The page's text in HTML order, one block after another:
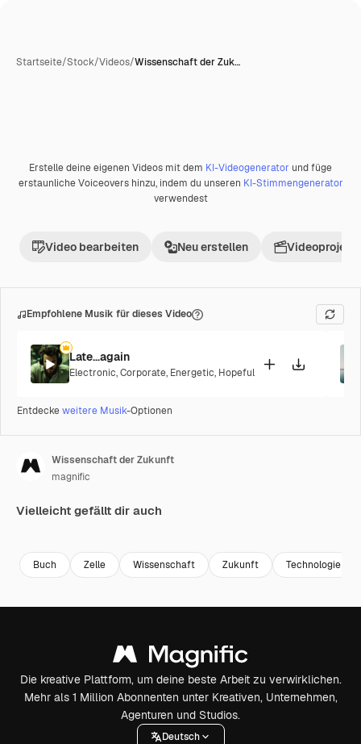
Startseite/Stock/Videos/Wissenschaft der Zuk…
Erstelle deine eigenen Videos mit dem KI-Videogenerator und füge
erstaunliche Voiceovers hinzu, indem du unseren KI-Stimmengenerator
verwendest
Video bearbeiten Neu erstellen Videoprojekt
Empfohlene Musik für dieses Video
Late...again
Electronic,Corporate, Energetic, Hopeful
Entdeckeweitere Musik-Optionen
Wissenschaft der Zukunft
magnific
Vielleicht gefällt dir auch
Buch Zelle Wissenschaft Zukunft Technologie
Die kreative Plattform, um deine beste Arbeit zu verwirklichen.
Mehr als 1 Million Abonnenten unter Kreativen, Unternehmen,
Agenturen und Studios.
Deutsch